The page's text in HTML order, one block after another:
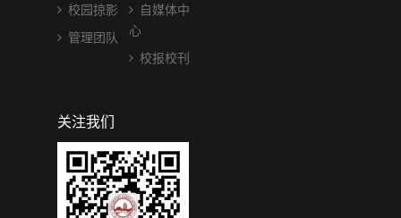
校园掠影
管理团队
自媒体中
心
校报校刊
关注我们